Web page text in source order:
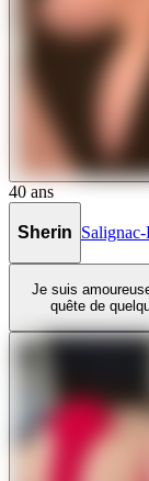
40 ans
Sherin
Je suis
quête de